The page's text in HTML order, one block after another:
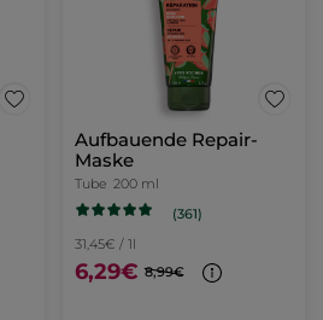
Aufbauende Repair-
Maske
Tube 200 ml
(361)
31,45€ / 1l
6,29€ 8,99€